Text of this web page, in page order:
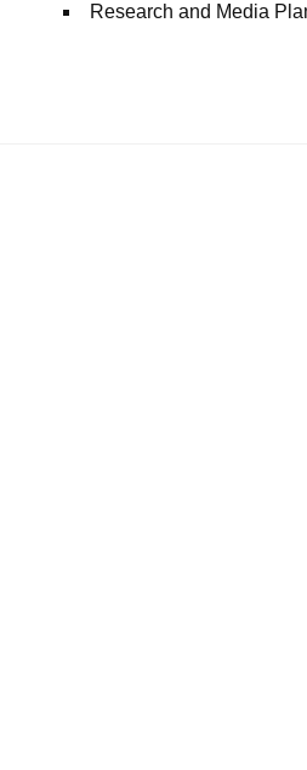
Research and Media